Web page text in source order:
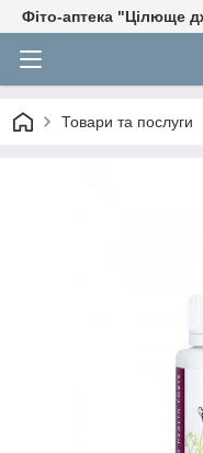
Фіто-аптека "Цілюще
Товари та послуги